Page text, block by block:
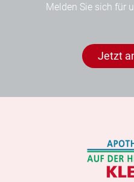
Melden Sie sich für
Jetzt